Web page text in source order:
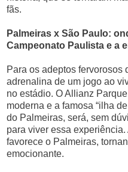
fãs.
Palmeiras x São Paulo:
Campeonato Paulista e a
Para os adeptos fervorosos
adrenalina de um jogo ao
no estádio. O Allianz
moderna e a famosa “ilha
do Palmeiras, será, sem
para viver essa
favorece o Palmeiras,
emocionante.